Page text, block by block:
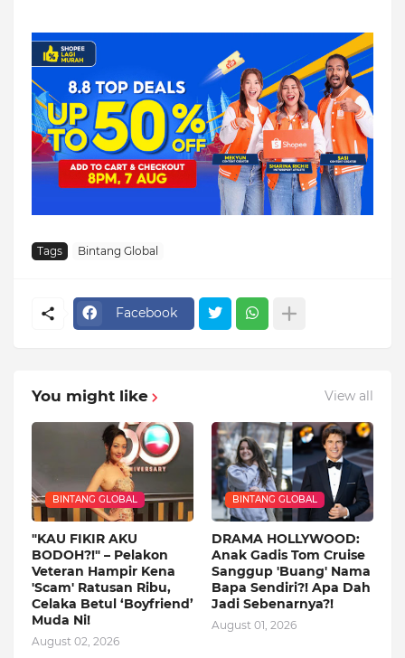
Tags Bintang Global
Facebook
You might like View all
BINTANG GLOBAL
"KAU FIKIR AKU
BODOH?!" – Pelakon
Veteran Hampir Kena
'Scam' Ratusan Ribu,
Celaka Betul ‘Boyfriend’
Muda Ni!
August 02, 2026
BINTANG GLOBAL
DRAMA HOLLYWOOD:
Anak Gadis Tom Cruise
Sanggup 'Buang' Nama
Bapa Sendiri?! Apa Dah
Jadi Sebenarnya?!
August 01, 2026